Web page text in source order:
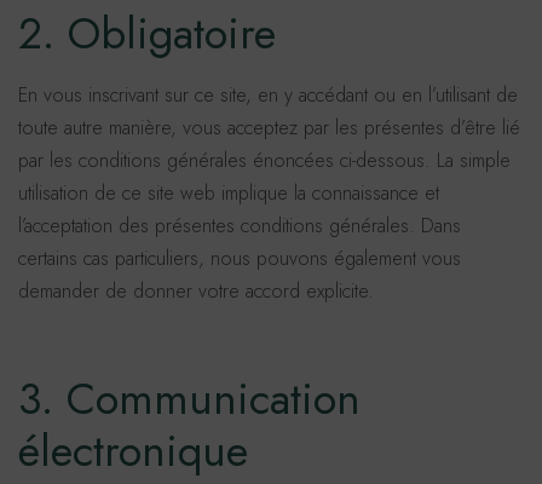
2. Obligatoire
En vous inscrivant sur ce site, en y accédant ou en l’utilisant de
toute autre manière, vous acceptez par les présentes d’être lié
par les conditions générales énoncées ci-dessous. La simple
utilisation de ce site web implique la connaissance et
l’acceptation des présentes conditions générales. Dans
certains cas particuliers, nous pouvons également vous
demander de donner votre accord explicite.
3. Communication
électronique